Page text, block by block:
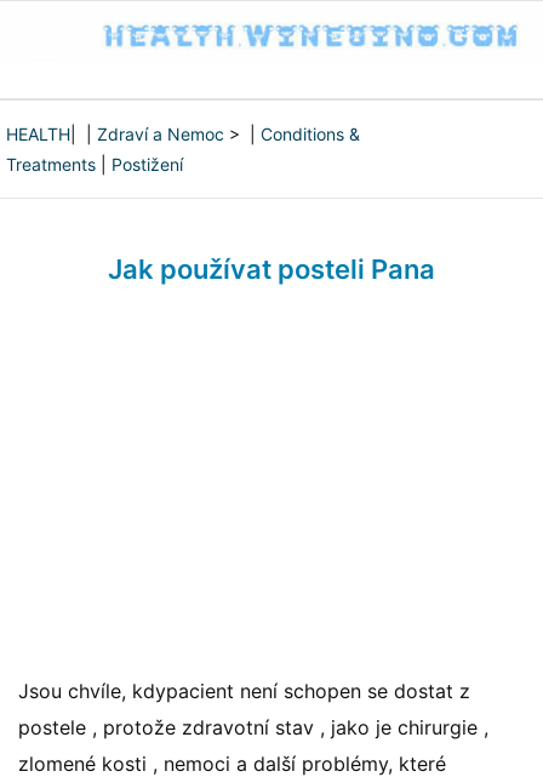
HEALTH Zdraví a Nemoc > | Conditions &
Treatments
Postižení
Jak používat posteli Pana
Jsou chvíle, kdypacient není schopen se dostat z
postele , protože zdravotní stav , jako je chirurgie ,
zlomené kosti , nemoci a další problémy, které